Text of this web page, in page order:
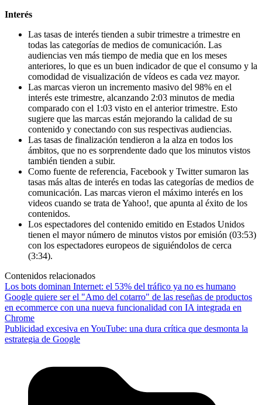
Interés
Las tasas de interés tienden a subir trimestre a trimestre en
todas las categorías de medios de comunicación. Las
audiencias ven más tiempo de media que en los meses
anteriores, lo que es un buen indicador de que el consumo y la
comodidad de visualización de vídeos es cada vez mayor.
Las marcas vieron un incremento masivo del 98% en el
interés este trimestre, alcanzando 2:03 minutos de media
comparado con el 1:03 visto en el anterior trimestre. Esto
sugiere que las marcas están mejorando la calidad de su
contenido y conectando con sus respectivas audiencias.
Las tasas de finalización tendieron a la alza en todos los
ámbitos, que no es sorprendente dado que los minutos vistos
también tienden a subir.
Como fuente de referencia, Facebook y Twitter sumaron las
tasas más altas de interés en todas las categorías de medios de
comunicación. Las marcas vieron el máximo interés en los
videos cuando se trata de Yahoo!, que apunta al éxito de los
contenidos.
Los espectadores del contenido emitido en Estados Unidos
tienen el mayor número de minutos vistos por emisión (03:53)
con los espectadores europeos de siguiéndolos de cerca
(3:34).
Contenidos relacionados
Los bots dominan Internet: el 53% del tráfico ya no es humano
Google quiere ser el "Amo del cotarro" de las reseñas de productos
en ecommerce con una nueva funcionalidad con IA integrada en
Chrome
Publicidad excesiva en YouTube: una dura crítica que desmonta la
estrategia de Google